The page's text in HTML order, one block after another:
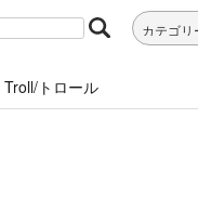
Troll/トロール